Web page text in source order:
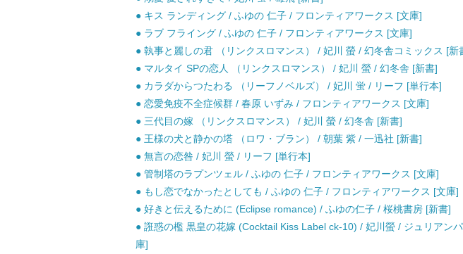
● キス ランディング / ふゆの 仁子 / フロンティアワークス [文庫]
● ラブ フライング / ふゆの 仁子 / フロンティアワークス [文庫]
● 執事と麗しの君 （リンクスロマンス） / 妃川 螢 / 幻冬舎コミックス [新
● マルタイ SPの恋人 （リンクスロマンス） / 妃川 螢 / 幻冬舎 [新書]
● カラダからつたわる （リーフノベルズ） / 妃川 蛍 / リーフ [単行本]
● 恋愛免疫不全症候群 / 春原 いずみ / フロンティアワークス [文庫]
● 三代目の嫁 （リンクスロマンス） / 妃川 螢 / 幻冬舎 [新書]
● 王様の犬と静かの塔 （ロワ・ブラン） / 朝葉 紫 / 一迅社 [新書]
● 無言の恋咎 / 妃川 螢 / リーフ [単行本]
● 管制塔のラプンツェル / ふゆの 仁子 / フロンティアワークス [文庫]
● もし恋でなかったとしても / ふゆの 仁子 / フロンティアワークス [文庫]
● 好きと伝えるために (Eclipse romance) / ふゆの仁子 / 桜桃書房 [新書]
● 誑惑の檻 黒皇の花嫁 (Cocktail Kiss Label ck-10) / 妃川螢 / ジュリアン
庫]